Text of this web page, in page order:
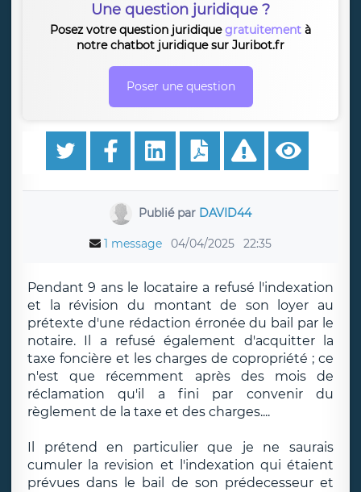
Une question juridique ?
Posez votre question juridiquegratuitement à
notre chatbot juridique sur Juribot.fr
Poser une question
Publié par DAVID44
1 message 04/04/2025 22:35
Pendant 9 ans le locataire a refusé l'indexation
et la révision du montant de son loyer au
prétexte d'une rédaction érronée du bail par le
notaire. Il a refusé également d'acquitter la
taxe foncière et les charges de copropriété ; ce
n'est que récemment après des mois de
réclamation qu'il a fini par convenir du
règlement de la taxe et des charges....
Il prétend en particulier que je ne saurais
cumuler la revision et l'indexation qui étaient
prévues dans le bail de son prédecesseur et